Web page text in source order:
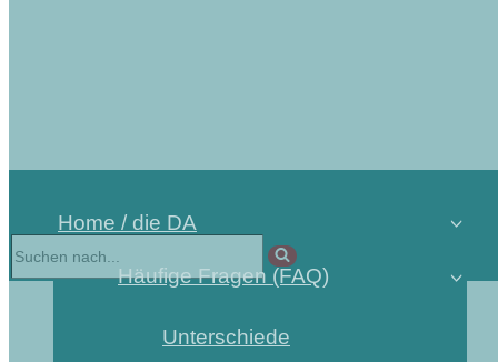
Home / die DA
Häufige Fragen (FAQ)
Unterschiede